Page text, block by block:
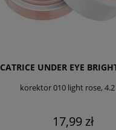
CATRICE UNDER EYE
korektor 010 light rose, 4.2
17,99 zł